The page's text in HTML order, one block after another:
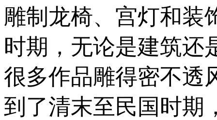
雕制龙椅、宫灯和装
时期，无论是建筑还
很多作品雕得密不透
到了清末至民国时期